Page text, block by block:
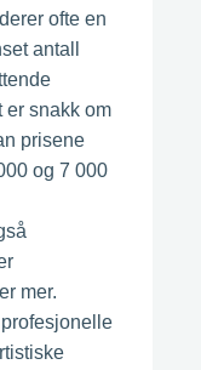
ofte en
antall
er snakk om
prisene
og 7 000
mer.